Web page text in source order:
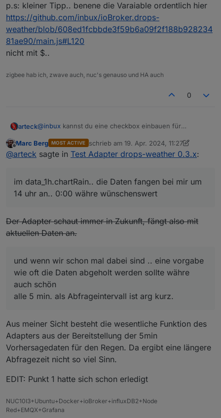
vor kurzem veröffentlichten Video zur Adaptererstellung
dann einfach begonnen.
Bin für alle Rückmeldungen dankbar.
p.s: kleiner Tipp.. benene die Varaiable ordentlich hier
https://github.com/inbux/ioBroker.drops-
weather/blob/608ed1fcbbde3f59b6a09f2f188b928234
81ae90/main.js#L120
nicht mit $..
zigbee hab ich, zwave auch, nuc's genauso und HA auch
0
arteck@inbux kannst du eine checkbox einbauen für
im data_1h.chartRain.. die Daten fangen bei mir um 14
uhr an.. 0:00 währe wünschenswert
    "label": "Fr 14:00",
    "value": "0.7"
    "label": "Fr 15:00",
    "value": "0.7"
    "label": "Fr 16:00",
  },
wobei ich seh gerade.. das ist laufend.. ab Stunde jetzt..
alle 5 min. als Abfrageintervall ist arg kurz.
p.s: kleiner Tipp.. benene die Varaiable ordentlich hier
https://github.com/inbux/ioBroker.drops-
weather/blob/608ed1fcbbde3f59b6a09f2f188b9282348
Offline
Marc Berg MOST ACTIVE schrieb am 19. Apr. 2024, 11:27
zuletzt editiert von Marc Berg
@arteck sagte in Test Adapter drops-weather 0.3.x:
im data_1h.chartRain.. die Daten fangen bei mir um
14 uhr an.. 0:00 währe wünschenswert
Der Adapter schaut immer in Zukunft, fängt also mit
aktuellen Daten an.
und wenn wir schon mal dabei sind .. eine vorgabe
wie oft die Daten abgeholt werden sollte währe
auch schön
alle 5 min. als Abfrageintervall ist arg kurz.
Aus meiner Sicht besteht die wesentliche Funktion des
Adapters aus der Bereitstellung der 5min
Vorhersagedaten für den Regen. Da ergibt eine längere
Abfragezeit nicht so viel Sinn.
EDIT: Punkt 1 hatte sich schon erledigt
NUC10I3+Ubuntu+Docker+ioBroker+influxDB2+Node
Red+EMQX+Grafana